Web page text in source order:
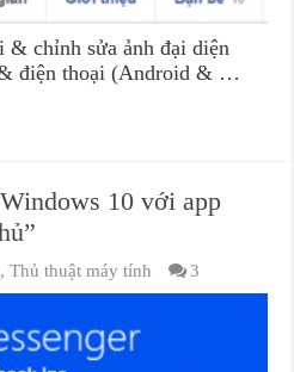
& chỉnh sửa ảnh đại diện
điện thoại (Android & …
10 với app
,Thủ thuật máy tính 3